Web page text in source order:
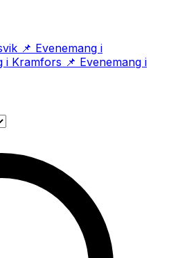
(öppnas i ny flik)
📌 Evenemang i
i Kramfors (öppnas i ny flik)
📌 Evenemang i